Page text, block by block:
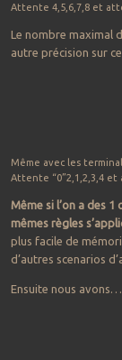
Attente 4,5,6,7,8 et
Le nombre maximal
autre précision sur
Même avec les
Attente “0”2,1,2,3,4 et
Même si l’on a des
mêmes règles
plus facile de
d’autres scenarios
Ensuite nous avons…